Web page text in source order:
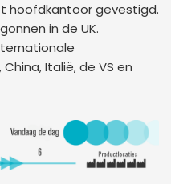
hoofdkantoor gevestigd.
in de UK.
Italië, de VS en